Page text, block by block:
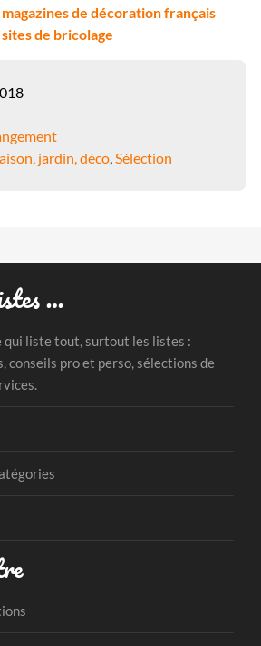
de décoration français
de bricolage
jardin, déco,Sélection
…
qui liste tout, surtout les listes :
conseils pro et perso, sélections de